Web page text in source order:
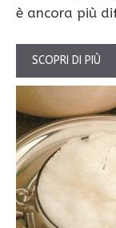
è ancora più
SCOPRI DI PIÙ